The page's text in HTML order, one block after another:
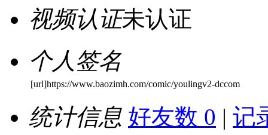
视频认证未认证
个人签名
[url]https://www.baozimh.com/comic/youlingv2-dccom
统计信息 好友数 0 | 记